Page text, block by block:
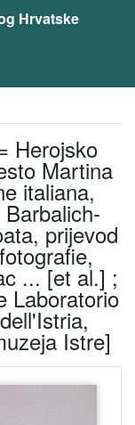
Hrvatske
Herojsko
Martina
italiana,
prijevod
... [et al.] ;
Laboratorio
Istre]